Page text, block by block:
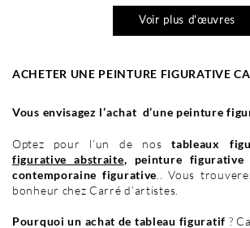
Voir plus d'œuvres
ACHETER UNE PEINTURE FIGURATIVE
Vous envisagez l’achat d’une peinture
Optez pour l’un de nos tableaux
figurative abstraite, peinture figurative
contemporaine figurative .. Vous
bonheur chez Carré d’artistes.
Pourquoi un achat de tableau figuratif ?